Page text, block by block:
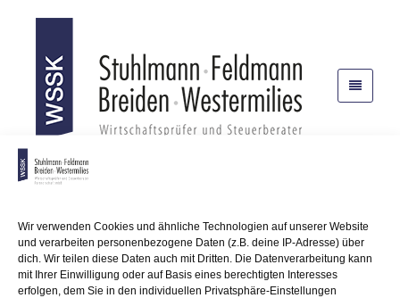
Wir verwenden Cookies und ähnliche Technologien auf unserer Website
und verarbeiten personenbezogene Daten (z.B. deine IP-Adresse) über
dich. Wir teilen diese Daten auch mit Dritten. Die Datenverarbeitung kann
mit Ihrer Einwilligung oder auf Basis eines berechtigten Interesses
erfolgen, dem Sie in den individuellen Privatsphäre-Einstellungen